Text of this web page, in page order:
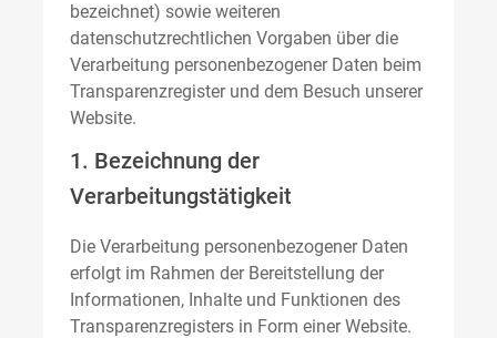
bezeichnet) sowie weiteren
datenschutzrechtlichen Vorgaben über die
Verarbeitung personenbezogener Daten beim
Transparenzregister und dem Besuch unserer
Website.
1. Bezeichnung der
Verarbeitungstätigkeit
Die Verarbeitung personenbezogener Daten
erfolgt im Rahmen der Bereitstellung der
Informationen, Inhalte und Funktionen des
Transparenzregisters in Form einer Website.